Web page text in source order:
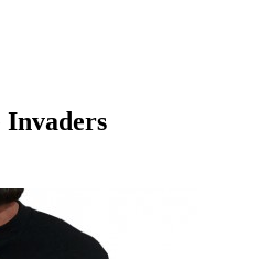
Invaders